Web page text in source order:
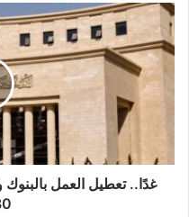
د
ك
ا
غدًا.. تعطيل العمل
30